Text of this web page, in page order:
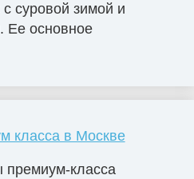
суровой зимой и
Ее основное
класса в Москве
класса